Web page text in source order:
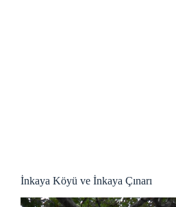
İnkaya Köyü ve İnkaya Çınarı